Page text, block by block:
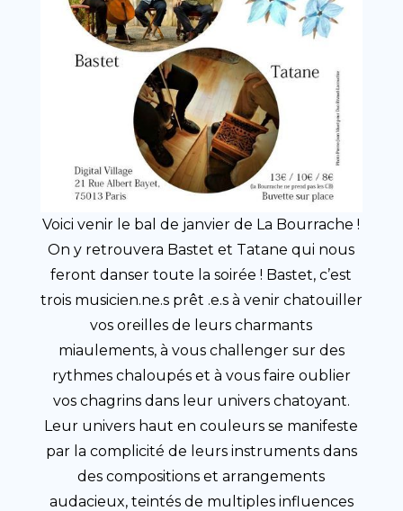
Voici venir le bal de janvier de La Bourrache !
On y retrouvera Bastet et Tatane qui nous
feront danser toute la soirée ! Bastet, c’est
trois musicien.ne.s prêt .e.s à venir chatouiller
vos oreilles de leurs charmants
miaulements, à vous challenger sur des
rythmes chaloupés et à vous faire oublier
vos chagrins dans leur univers chatoyant.
Leur univers haut en couleurs se manifeste
par la complicité de leurs instruments dans
des compositions et arrangements
audacieux, teintés de multiples influences